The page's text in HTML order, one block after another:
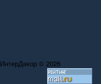
ИнтерДекор © 2026